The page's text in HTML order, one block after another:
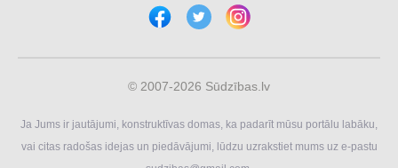
© 2007-2026 Sūdzības.lv
Ja Jums ir jautājumi, konstruktīvas domas, ka padarīt mūsu portālu labāku,
vai citas radošas idejas un piedāvājumi, lūdzu uzrakstiet mums uz e-pastu